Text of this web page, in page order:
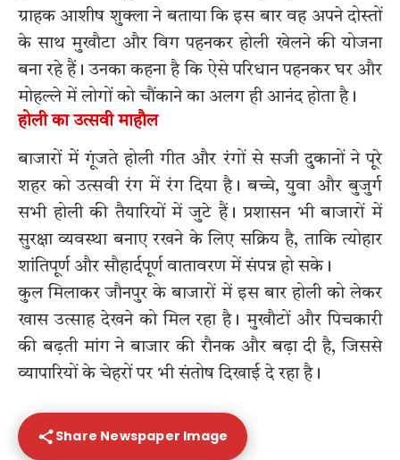
ग्राहक आशीष शुक्ला ने बताया कि इस बार वह अपने दोस्तों
के साथ मुखौटा और विग पहनकर होली खेलने की योजना
बना रहे हैं। उनका कहना है कि ऐसे परिधान पहनकर घर और
मोहल्ले में लोगों को चौंकाने का अलग ही आनंद होता है।
होली का उत्सवी माहौल
बाजारों में गूंजते होली गीत और रंगों से सजी दुकानों ने पूरे
शहर को उत्सवी रंग में रंग दिया है। बच्चे, युवा और बुजुर्ग
सभी होली की तैयारियों में जुटे हैं। प्रशासन भी बाजारों में
सुरक्षा व्यवस्था बनाए रखने के लिए सक्रिय है, ताकि त्योहार
शांतिपूर्ण और सौहार्दपूर्ण वातावरण में संपन्न हो सके।
कुल मिलाकर जौनपुर के बाजारों में इस बार होली को लेकर
खास उत्साह देखने को मिल रहा है। मुखौटों और पिचकारी
की बढ़ती मांग ने बाजार की रौनक और बढ़ा दी है, जिससे
व्यापारियों के चेहरों पर भी संतोष दिखाई दे रहा है।
Share Newspaper Image